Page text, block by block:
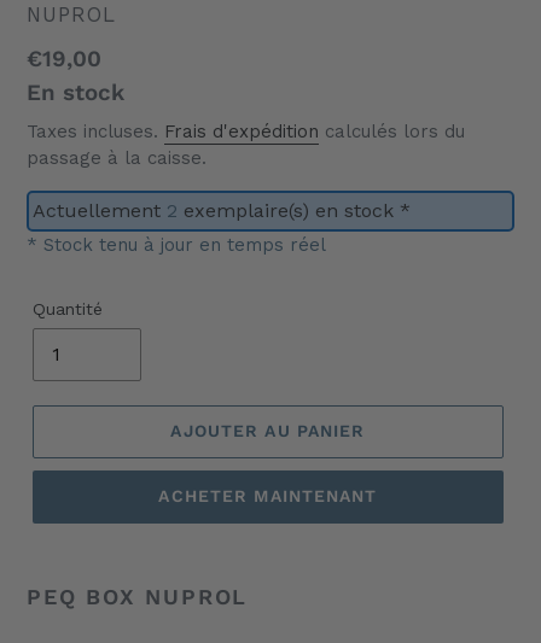
DISTRIBUTEUR
NUPROL
Prix
normal
€19,00
En stock
Taxes incluses. Frais d'expédition calculés lors du
passage à la caisse.
Actuellement 2 exemplaire(s) en stock *
* Stock tenu à jour en temps réel
Quantité
AJOUTER AU PANIER
ACHETER MAINTENANT
d'un
produit
PEQ BOX NUPROL